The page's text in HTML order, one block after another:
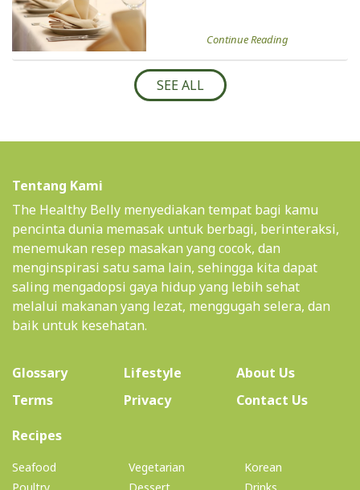
Continue Reading
SEE ALL
Tentang Kami
The Healthy Belly menyediakan tempat bagi kamu
pencinta dunia memasak untuk berbagi, berinteraksi,
menemukan resep masakan yang cocok, dan
menginspirasi satu sama lain, sehingga kita dapat
saling mengadopsi gaya hidup yang lebih sehat
melalui makanan yang lezat, menggugah selera, dan
baik untuk kesehatan.
Glossary Lifestyle About Us(current)
Terms
Privacy
Contact Us
Recipes(current)
Seafood
Vegetarian
Korean